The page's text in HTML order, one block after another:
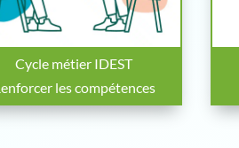
Cycle métier IDEST
les compétences